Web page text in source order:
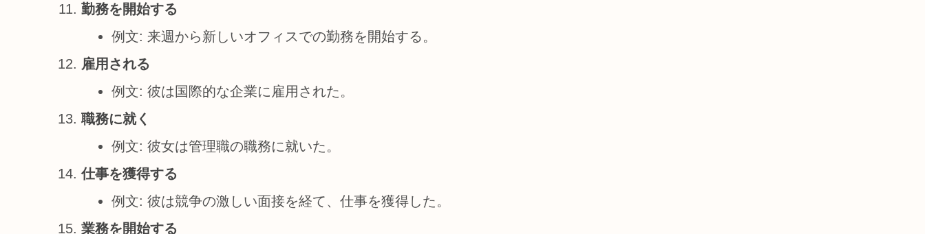
勤務を開始する
例文: 来週から新しいオフィスでの勤務を開始する。
雇用される
例文: 彼は国際的な企業に雇用された。
職務に就く
例文: 彼女は管理職の職務に就いた。
仕事を獲得する
例文: 彼は競争の激しい面接を経て、仕事を獲得した。
業務を開始する